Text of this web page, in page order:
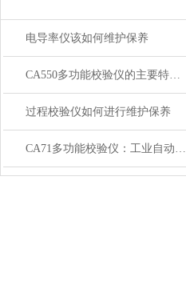
电导率仪该如何维护保养
CA550多功能校验仪的主要特点和主要功能介绍
过程校验仪如何进行维护保养
CA71多功能校验仪：工业自动化的精准标尺